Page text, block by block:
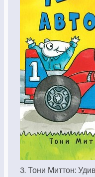
3. Тони Миттон: